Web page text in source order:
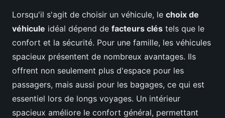
Lorsqu'il s'agit de choisir un véhicule, le choix de
véhicule idéal dépend de facteurs clés tels que le
confort et la sécurité. Pour une famille, les véhicules
spacieux présentent de nombreux avantages. Ils
offrent non seulement plus d'espace pour les
passagers, mais aussi pour les bagages, ce qui est
essentiel lors de longs voyages. Un intérieur
spacieux améliore le confort général, permettant